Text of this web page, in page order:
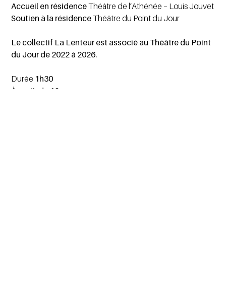
Accueil en résidenceThéâtre de l’Athénée – Louis Jouvet
Soutien à la résidenceThéâtre du Point du Jour
Le collectif La Lenteur est associé au Théâtre du Point
du Jour de 2022 à 2026.
Durée 1h30
À partir de 10 ans